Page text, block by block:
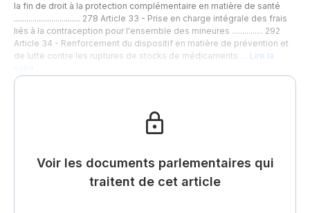
la fin de droit à la protection complémentaire en matière de santé
................................ 278 Article 33 - Prise en charge intégrale des frais
liés à la contraception pour l'ensemble des mineures ............... 292
Article 34 - Renforcement du dispositif en matière de prévention et
de lutte contre les ruptures de stocks de médicaments … Lire la
Voir les documents parlementaires qui
traitent de cet article